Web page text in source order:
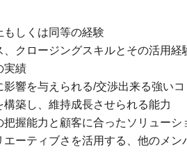
もしくは同等の経験
、クロージングスキルとその活用経
実績
影響を与えられる/交渉出来る強い
構築し、維持成長させられる能力
把握能力と顧客に合ったソリューシ
エーティブさを活用する、他のメ